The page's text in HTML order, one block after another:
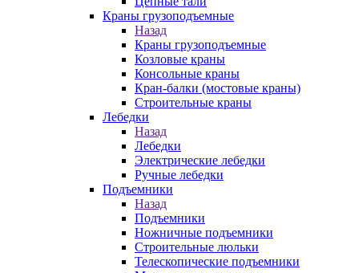
Краны грузоподъемные
Назад
Краны грузоподъемные
Козловые краны
Консольные краны
Кран-балки (мостовые краны)
Строительные краны
Лебедки
Назад
Лебедки
Электрические лебедки
Ручные лебедки
Подъемники
Назад
Подъемники
Ножничные подъемники
Строительные люльки
Телескопические подъемники